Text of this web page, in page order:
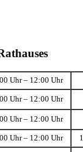
Uhr – 12:00 Uhr
Uhr – 12:00 Uhr
Uhr – 12:00 Uhr
Uhr – 12:00 Uhr